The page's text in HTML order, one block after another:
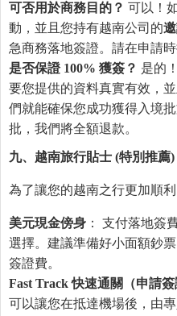
可否用於商務目的？ 可以！
動，並且您持有越南公司的
急商務落地簽證。請在申請
是否保證100% 獲簽？ 是的
要您提供的資料真實有效，
們就能確保您成功獲得入境
批，我們將全額退款。
九、越南旅行貼士 (特別推薦)
為了讓您的越南之行更加順
美元現金傍身 ： 支付落地簽
選擇。建議準備好小面額鈔
簽證費。
Fast Track快速通關（申請簽
可以讓您在抵達機場後，由